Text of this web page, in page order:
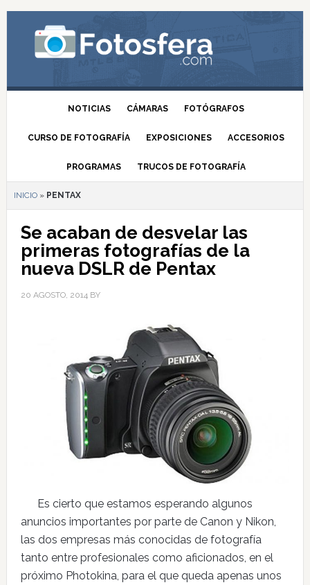
NOTICIAS CÁMARAS FOTÓGRAFOS
CURSO DE FOTOGRAFÍA EXPOSICIONES ACCESORIOS
PROGRAMAS TRUCOS DE FOTOGRAFÍA
INICIO» PENTAX
Se acaban de desvelar las
primeras fotografías de la
nueva DSLR de Pentax
20 AGOSTO, 2014BY
Es cierto que estamos esperando algunos
anuncios importantes por parte de Canon y Nikon,
las dos empresas más conocidas de fotografía
tanto entre profesionales como aficionados, en el
próximo Photokina, para el que queda apenas unos